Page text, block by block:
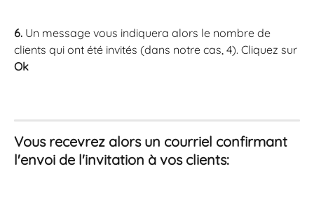
6. Un message vous indiquera alors le nombre de
clients qui ont été invités (dans notre cas, 4). Cliquez sur
Ok
Vous recevrez alors un courriel confirmant
l'envoi de l'invitation à vos clients: